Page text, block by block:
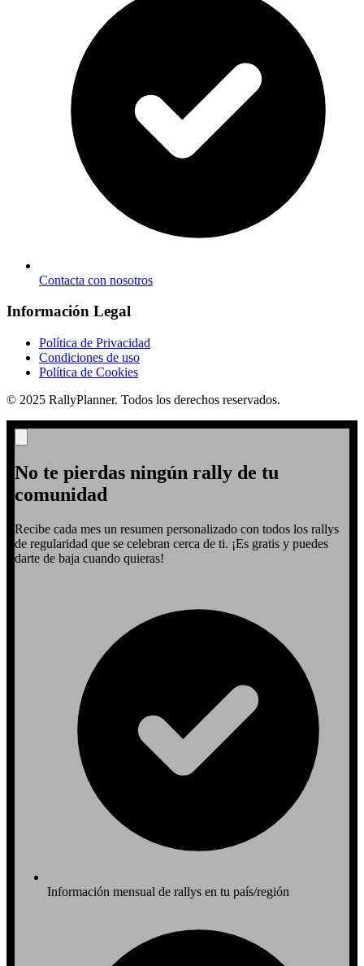
Contacta con nosotros
Información Legal
Política de Privacidad
Condiciones de uso
Política de Cookies
© 2025 RallyPlanner. Todos los derechos reservados.
No te pierdas ningún rally de tu
comunidad
Recibe cada mes un resumen personalizado con todos los rallys
de regularidad que se celebran cerca de ti. ¡Es gratis y puedes
darte de baja cuando quieras!
Información mensual de rallys en tu país/región